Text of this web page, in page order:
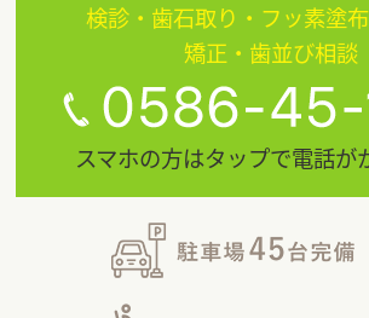
検診・歯石取り・フッ素塗
矯正・歯並び相談
スマホの方はタップで電話が